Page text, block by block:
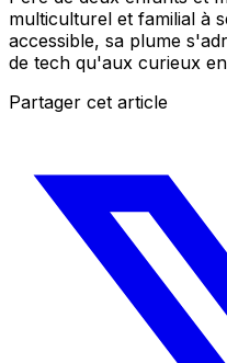
multiculturel et familial à
accessible, sa plume
de tech qu'aux curieux
Partager cet article